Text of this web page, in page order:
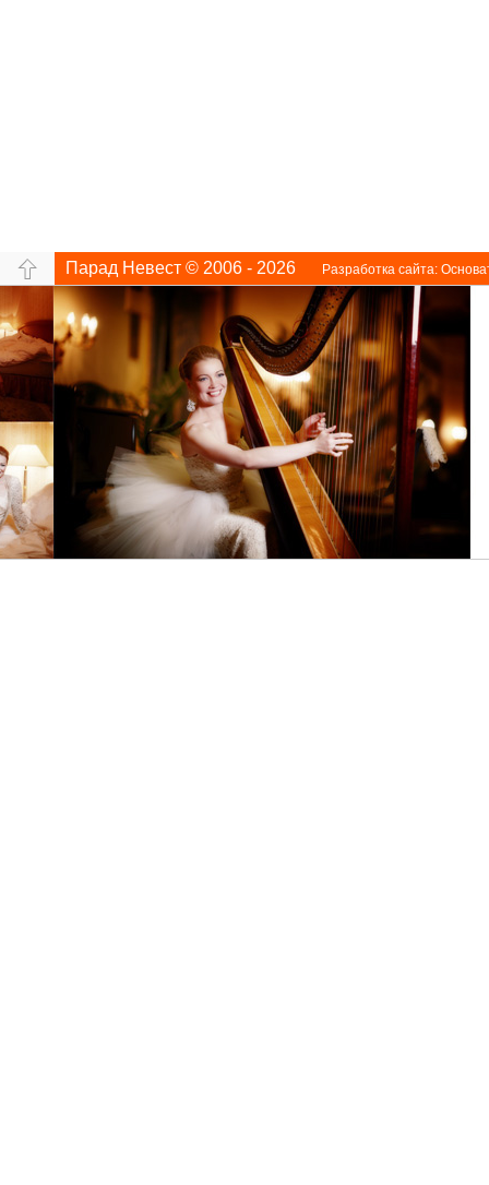
Парад Невест © 2006 - 2026 Разработка сайта: